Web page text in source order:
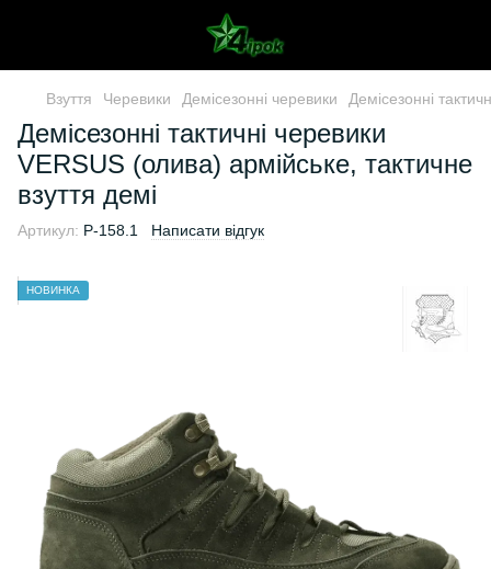
Взуття Черевики Демісезонні черевики Демісезонні
Демісезонні тактичні черевики
VERSUS (олива) армійське, тактичне
взуття демі
Артикул: P-158.1 Написати відгук
НОВИНКА